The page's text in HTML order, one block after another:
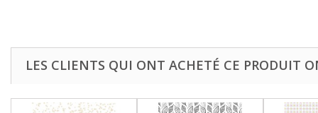
LES CLIENTS QUI ONT ACHETÉ CE PRODUIT